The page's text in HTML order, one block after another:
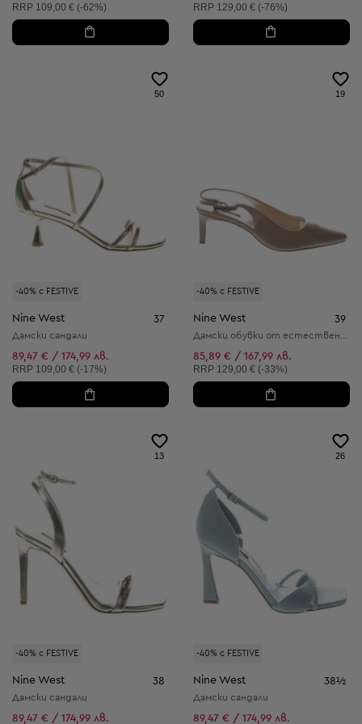
Препоръчителна цена:
RRP 109,00 € (-62%) Препоръчителна цена:
RRP 129,00 € (-76%)
-40% с FESTIVE
50
Nine West 37
Дамски сандали
89,47 € / 174,99 лв.
Препоръчителна цена:
RRP 109,00 € (-17%)
-40% с FESTIVE
19
Nine West 39
85,89 € / 167,99 лв.
Препоръчителна цена:
RRP 129,00 € (-33%)
-40% с FESTIVE
13
Nine West 38
Дамски сандали
89,47 € / 174,99 лв.
-40% с FESTIVE
26
Nine West 38½
Дамски сандали
89,47 € / 174,99 лв.